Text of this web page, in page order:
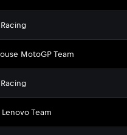
MotoGP Team
Team